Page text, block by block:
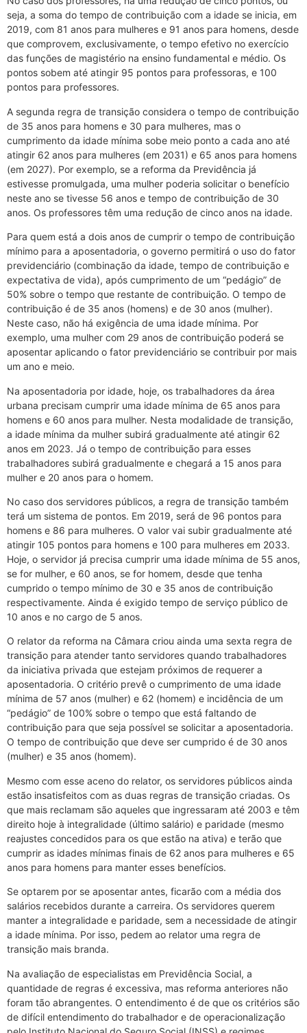
seja, a soma do tempo de contribuição com a idade se inicia, em
2019, com 81 anos para mulheres e 91 anos para homens, desde
que comprovem, exclusivamente, o tempo efetivo no exercício
das funções de magistério na ensino fundamental e médio. Os
pontos sobem até atingir 95 pontos para professoras, e 100
pontos para professores.
A segunda regra de transição considera o tempo de contribuição
de 35 anos para homens e 30 para mulheres, mas o
cumprimento da idade mínima sobe meio ponto a cada ano até
atingir 62 anos para mulheres (em 2031) e 65 anos para homens
(em 2027). Por exemplo, se a reforma da Previdência já
estivesse promulgada, uma mulher poderia solicitar o benefício
neste ano se tivesse 56 anos e tempo de contribuição de 30
anos. Os professores têm uma redução de cinco anos na idade.
Para quem está a dois anos de cumprir o tempo de contribuição
mínimo para a aposentadoria, o governo permitirá o uso do fator
previdenciário (combinação da idade, tempo de contribuição e
expectativa de vida), após cumprimento de um “pedágio” de
50% sobre o tempo que restante de contribuição. O tempo de
contribuição é de 35 anos (homens) e de 30 anos (mulher).
Neste caso, não há exigência de uma idade mínima. Por
exemplo, uma mulher com 29 anos de contribuição poderá se
aposentar aplicando o fator previdenciário se contribuir por mais
um ano e meio.
Na aposentadoria por idade, hoje, os trabalhadores da área
urbana precisam cumprir uma idade mínima de 65 anos para
homens e 60 anos para mulher. Nesta modalidade de transição,
a idade mínima da mulher subirá gradualmente até atingir 62
anos em 2023. Já o tempo de contribuição para esses
trabalhadores subirá gradualmente e chegará a 15 anos para
mulher e 20 anos para o homem.
No caso dos servidores públicos, a regra de transição também
terá um sistema de pontos. Em 2019, será de 96 pontos para
homens e 86 para mulheres. O valor vai subir gradualmente até
atingir 105 pontos para homens e 100 para mulheres em 2033.
Hoje, o servidor já precisa cumprir uma idade mínima de 55 anos,
se for mulher, e 60 anos, se for homem, desde que tenha
cumprido o tempo mínimo de 30 e 35 anos de contribuição
respectivamente. Ainda é exigido tempo de serviço público de
10 anos e no cargo de 5 anos.
O relator da reforma na Câmara criou ainda uma sexta regra de
transição para atender tanto servidores quando trabalhadores
da iniciativa privada que estejam próximos de requerer a
aposentadoria. O critério prevê o cumprimento de uma idade
mínima de 57 anos (mulher) e 62 (homem) e incidência de um
“pedágio” de 100% sobre o tempo que está faltando de
contribuição para que seja possível se solicitar a aposentadoria.
O tempo de contribuição que deve ser cumprido é de 30 anos
(mulher) e 35 anos (homem).
Mesmo com esse aceno do relator, os servidores públicos ainda
estão insatisfeitos com as duas regras de transição criadas. Os
que mais reclamam são aqueles que ingressaram até 2003 e têm
direito hoje à integralidade (último salário) e paridade (mesmo
reajustes concedidos para os que estão na ativa) e terão que
cumprir as idades mínimas finais de 62 anos para mulheres e 65
anos para homens para manter esses benefícios.
Se optarem por se aposentar antes, ficarão com a média dos
salários recebidos durante a carreira. Os servidores querem
manter a integralidade e paridade, sem a necessidade de atingir
a idade mínima. Por isso, pedem ao relator uma regra de
transição mais branda.
Na avaliação de especialistas em Previdência Social, a
quantidade de regras é excessiva, mas reforma anteriores não
foram tão abrangentes. O entendimento é de que os critérios são
de difícil entendimento do trabalhador e de operacionalização